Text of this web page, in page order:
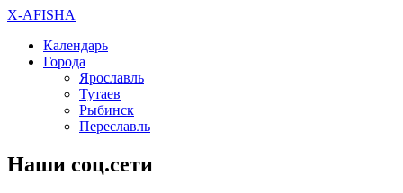
X-AFISHA
Календарь
Города
Ярославль
Тутаев
Рыбинск
Переславль
Наши соц.сети